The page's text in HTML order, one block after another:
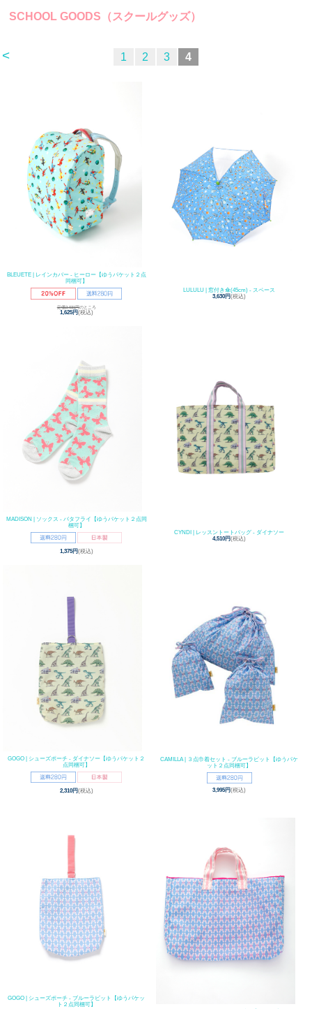
SCHOOL GOODS（スクールグッズ）
< 1 2 3 4
BLEUETE | レインカバー - ヒーロー【ゆうパケット２点
同梱可】
定価2,031円のところ
1,625円(税込)
LULULU | 窓付き傘(45cm) - スペース
3,630円(税込)
MADISON | ソックス - バタフライ【ゆうパケット２点同
梱可】
1,375円(税込)
CYNDI | レッスントートバッグ - ダイナソー
4,510円(税込)
GOGO | シューズポーチ - ダイナソー【ゆうパケット２
点同梱可】
2,310円(税込)
CAMILLA | ３点巾着セット - ブルーラビット【ゆうパケ
ット２点同梱可】
3,995円(税込)
GOGO | シューズポーチ - ブルーラビット【ゆうパケッ
ト２点同梱可】